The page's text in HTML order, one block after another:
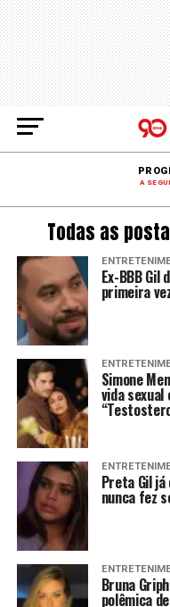
A
Todas as
Ex-BBB Gil
primeira
Simone
vida sexual
Preta Gil
nunca fez
Bruna
polêmica